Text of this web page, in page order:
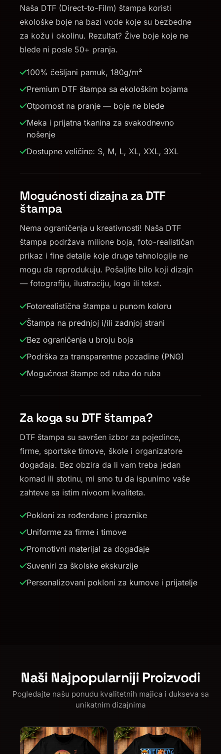
Naša DTF (Direct-to-Film) štampa koristi
ekološke boje na bazi vode koje su bezbedne
za kožu i okolinu. Rezultat? Žive boje koje ne
blede ni posle 50+ pranja.
100% češljani pamuk, 180g/m²
Premium DTF štampa sa ekološkim bojama
Otpornost na pranje — boje ne blede
Meka i prijatna tkanina za svakodnevno
nošenje
Dostupne veličine: S, M, L, XL, XXL, 3XL
Mogućnosti dizajna za DTF
štampa
Nema ograničenja u kreativnosti! Naša DTF
štampa podržava milione boja, foto-realističan
prikaz i fine detalje koje druge tehnologije ne
mogu da reprodukuju. Pošaljite bilo koji dizajn
— fotografiju, ilustraciju, logo ili tekst.
Fotorealistična štampa u punom koloru
Štampa na prednjoj i/ili zadnjoj strani
Bez ograničenja u broju boja
Podrška za transparentne pozadine (PNG)
Mogućnost štampe od ruba do ruba
Za koga su DTF štampa?
DTF štampa su savršen izbor za pojedince,
firme, sportske timove, škole i organizatore
događaja. Bez obzira da li vam treba jedan
komad ili stotinu, mi smo tu da ispunimo vaše
zahteve sa istim nivoom kvaliteta.
Pokloni za rođendane i praznike
Uniforme za firme i timove
Promotivni materijal za događaje
Suveniri za školske ekskurzije
Personalizovani pokloni za kumove i prijatelje
Naši Najpopularniji Proizvodi
Pogledajte našu ponudu kvalitetnih majica i dukseva sa
unikatnim dizajnima